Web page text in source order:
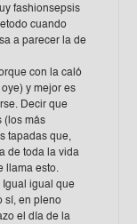
fashionsepsis
cuando
a parecer la de
con la caló
y mejor es
Decir que
(los más
tapadas que,
de toda la vida
llama esto.
Igual igual que
sí, en pleno
el día de la